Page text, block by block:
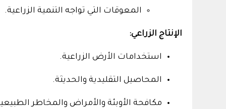
المعوقات التي تواجه التنمية الزراعية.
الإنتاج الزراعي:
استخدامات الأرض الزراعية.
المحاصيل التقليدية والحديثة.
مكافحة الأوبئة والأمراض والمخاطر